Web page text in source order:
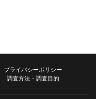
プライバシーポリシー
調査方法・調査目的